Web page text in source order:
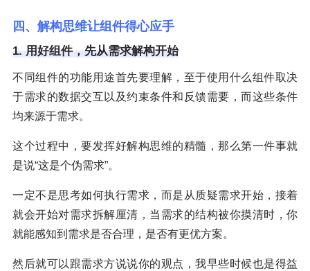
四、解构思维让组件得心应手
1. 用好组件，先从需求解构开始
不同组件的功能用途首先要理解，至于使用什么组件取决
于需求的数据交互以及约束条件和反馈需要，而这些条件
均来源于需求。
这个过程中，要发挥好解构思维的精髓，那么第一件事就
是说“这是个伪需求”。
一定不是思考如何执行需求，而是从质疑需求开始，接着
就会开始对需求拆解厘清，当需求的结构被你摸清时，你
就能感知到需求是否合理，是否有更优方案。
然后就可以跟需求方说说你的观点，我早些时候也是得益